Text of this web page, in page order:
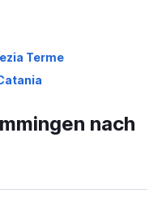
Terme
Catania
nach